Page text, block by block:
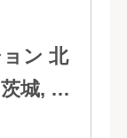
北
城, 静